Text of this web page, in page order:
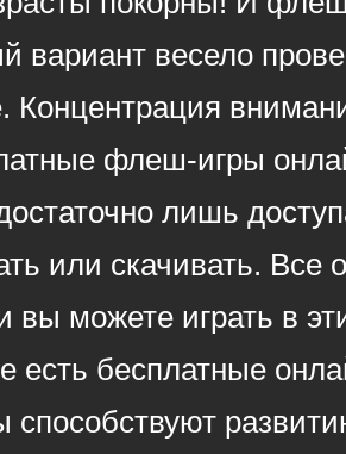
вариант весело
Концентрация
флеш-игры
лишь
или скачивать.
вы можете играть в
есть бесплатные
способствуют